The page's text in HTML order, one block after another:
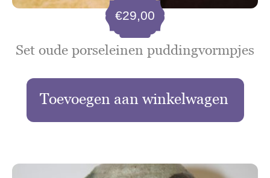
Set oude porseleinen puddingvormpjes
€29,00
Toevoegen aan winkelwagen